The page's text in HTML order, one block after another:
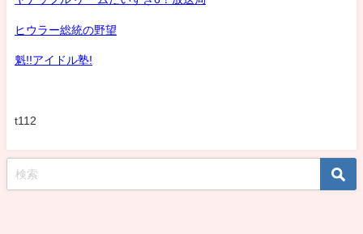
ヒウラー総統の野望
魁!!アイドル塾!
t112